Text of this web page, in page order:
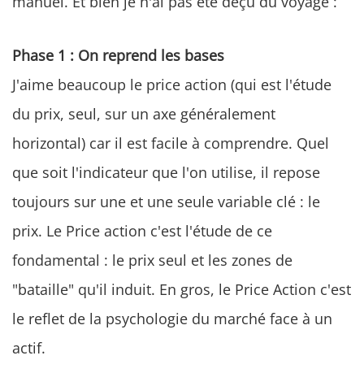
Phase 1 : On reprend les bases
J'aime beaucoup le price action (qui est l'étude
du prix, seul, sur un axe généralement
horizontal) car il est facile à comprendre. Quel
que soit l'indicateur que l'on utilise, il repose
toujours sur une et une seule variable clé : le
prix. Le Price action c'est l'étude de ce
fondamental : le prix seul et les zones de
"bataille" qu'il induit. En gros, le Price Action c'est
le reflet de la psychologie du marché face à un
actif.